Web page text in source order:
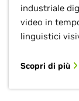
industriale
video in
linguistici
Scopri di più